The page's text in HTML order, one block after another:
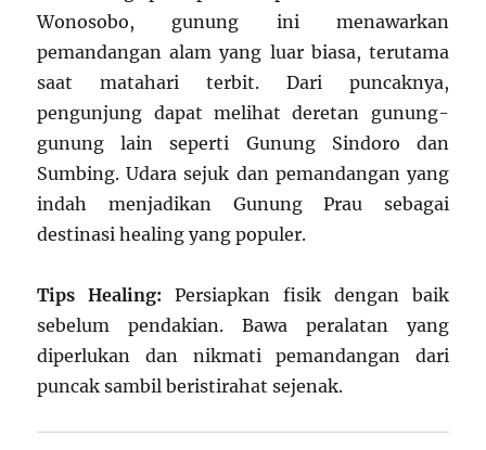
Wonosobo, gunung ini menawarkan
pemandangan alam yang luar biasa, terutama
saat matahari terbit. Dari puncaknya,
pengunjung dapat melihat deretan gunung-
gunung lain seperti Gunung Sindoro dan
Sumbing. Udara sejuk dan pemandangan yang
indah menjadikan Gunung Prau sebagai
destinasi healing yang populer.
Tips Healing: Persiapkan fisik dengan baik
sebelum pendakian. Bawa peralatan yang
diperlukan dan nikmati pemandangan dari
puncak sambil beristirahat sejenak.